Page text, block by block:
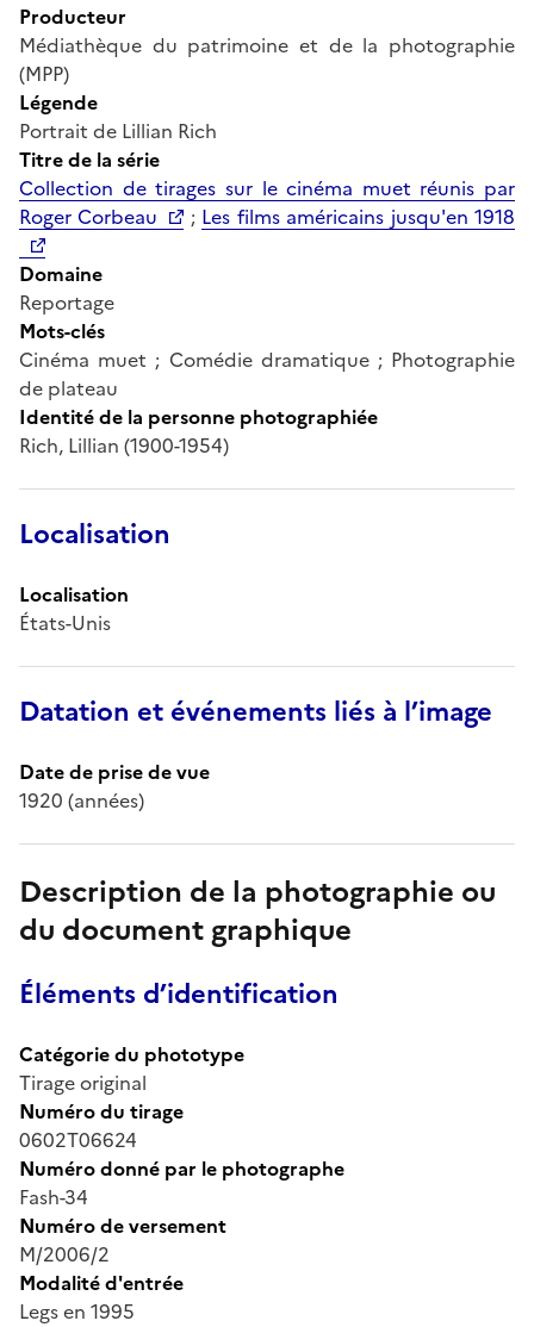
Producteur
Médiathèque du patrimoine et de la photographie
(MPP)
Légende
Portrait de Lillian Rich
Titre de la série
Collection de tirages sur le cinéma muet réunis par
Roger Corbeau
; Les films américains jusqu'en 1918
Domaine
Reportage
Mots-clés
Cinéma muet ; Comédie dramatique ; Photographie
de plateau
Identité de la personne photographiée
Rich, Lillian (1900-1954)
Localisation
Localisation
États-Unis
Datation et événements liés à l’image
Date de prise de vue
1920 (années)
Description de la photographie ou
du document graphique
Éléments d’identification
Catégorie du phototype
Tirage original
Numéro du tirage
0602T06624
Numéro donné par le photographe
Fash-34
Numéro de versement
M/2006/2
Modalité d'entrée
Legs en 1995